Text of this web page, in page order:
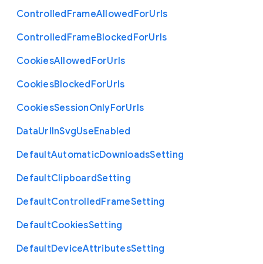
ControlledFrameAllowedForUrls
ControlledFrameBlockedForUrls
CookiesAllowedForUrls
CookiesBlockedForUrls
CookiesSessionOnlyForUrls
DataUrlInSvgUseEnabled
DefaultAutomaticDownloadsSetting
DefaultClipboardSetting
DefaultControlledFrameSetting
DefaultCookiesSetting
DefaultDeviceAttributesSetting